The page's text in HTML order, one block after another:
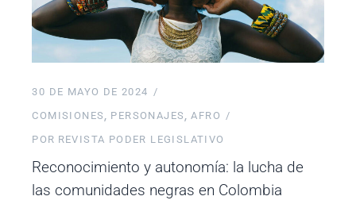
30 DE MAYO DE 2024
COMISIONES
PERSONAJES
AFRO
POR REVISTA PODER LEGISLATIVO
Reconocimiento y autonomía: la lucha de
las comunidades negras en Colombia